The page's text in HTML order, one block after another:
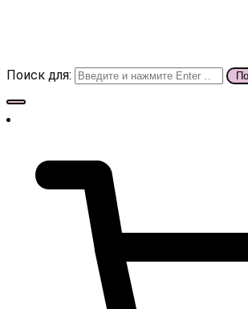
Поиск для: